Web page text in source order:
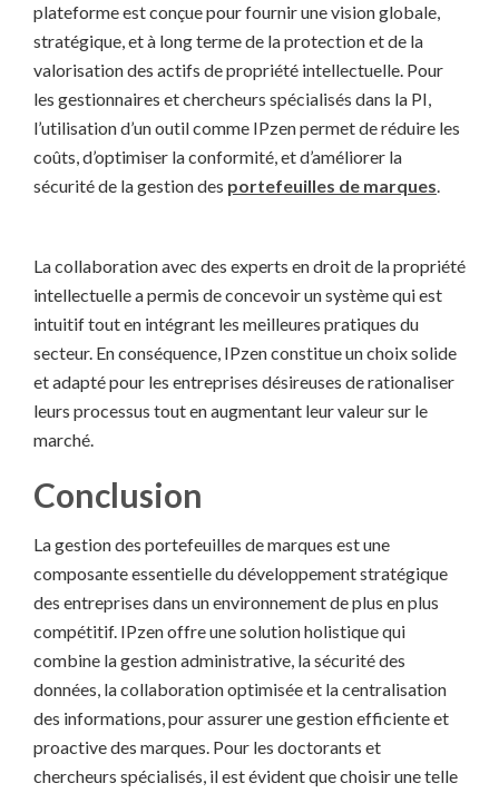
plateforme est conçue pour fournir une vision globale,
stratégique, et à long terme de la protection et de la
valorisation des actifs de propriété intellectuelle. Pour
les gestionnaires et chercheurs spécialisés dans la PI,
l’utilisation d’un outil comme IPzen permet de réduire les
coûts, d’optimiser la conformité, et d’améliorer la
sécurité de la gestion des portefeuilles de marques.
La collaboration avec des experts en droit de la propriété
intellectuelle a permis de concevoir un système qui est
intuitif tout en intégrant les meilleures pratiques du
secteur. En conséquence, IPzen constitue un choix solide
et adapté pour les entreprises désireuses de rationaliser
leurs processus tout en augmentant leur valeur sur le
marché.
Conclusion
La gestion des portefeuilles de marques est une
composante essentielle du développement stratégique
des entreprises dans un environnement de plus en plus
compétitif. IPzen offre une solution holistique qui
combine la gestion administrative, la sécurité des
données, la collaboration optimisée et la centralisation
des informations, pour assurer une gestion efficiente et
proactive des marques. Pour les doctorants et
chercheurs spécialisés, il est évident que choisir une telle